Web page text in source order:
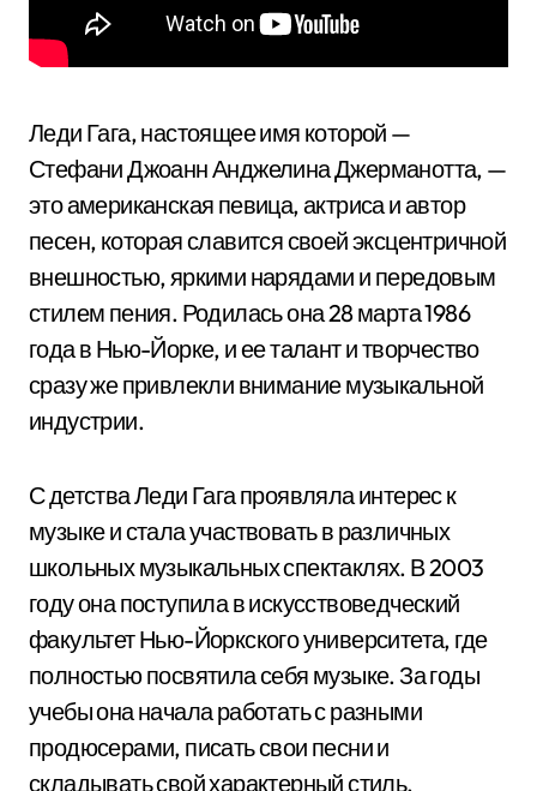
Леди Гага, настоящее имя которой —
Стефани Джоанн Анджелина Джерманотта, —
это американская певица, актриса и автор
песен, которая славится своей эксцентричной
внешностью, яркими нарядами и передовым
стилем пения. Родилась она 28 марта 1986
года в Нью-Йорке, и ее талант и творчество
сразу же привлекли внимание музыкальной
индустрии.
С детства Леди Гага проявляла интерес к
музыке и стала участвовать в различных
школьных музыкальных спектаклях. В 2003
году она поступила в искусствоведческий
факультет Нью-Йоркского университета, где
полностью посвятила себя музыке. За годы
учебы она начала работать с разными
продюсерами, писать свои песни и
складывать свой характерный стиль.